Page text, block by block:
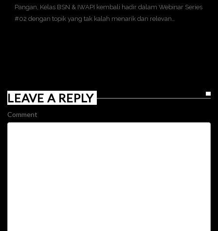
Pangan, Kelas BSN & IWAPI kembali hadir dalam Webinar Series
#02 dengan topik yang tak kalah menarik dan relevan…
LEAVE A REPLY
Comment